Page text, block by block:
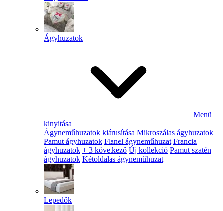
Ágyhuzatok
Menü
kinyitása
Ágyneműhuzatok kiárusítása Mikroszálas ágyhuzatok
Pamut ágyhuzatok Flanel ágyneműhuzat Francia
ágyhuzatok + 3 következő Új kollekció Pamut szatén
ágyhuzatok Kétoldalas ágyneműhuzat
Lepedők